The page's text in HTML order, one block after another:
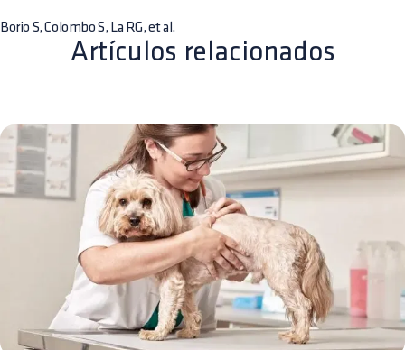
Borio S, Colombo S, La RG, et al.
Artículos relacionados